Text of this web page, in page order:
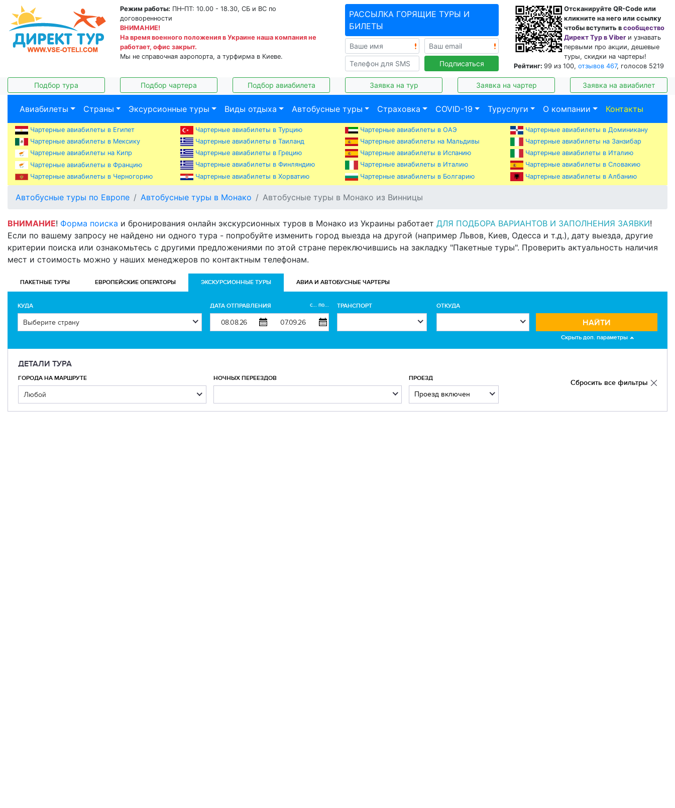
Режим работы: ПН–ПТ: 10.00 - 18.30, СБ и ВС по
договоренности
ВНИМАНИЕ!
На время военного положения в Украине наша компания не
работает, офис закрыт.
Мы не справочная аэропорта, а турфирма в Киеве.
РАССЫЛКА ГОРЯЩИЕ ТУРЫ И
БИЛЕТЫ
Подписаться
Отсканируйте QR-Code или
кликните на него или ссылку
чтобы вступить в сообщество
Директ Тур в Viber и узнавать
первыми про акции, дешевые
туры, скидки на чартеры!
Рейтинг: 99 из 100, отзывов 467, голосов 5219
Подбор тура Подбор чартера Подбор авиабилета Заявка на тур Заявка на чартер Заявка на авиабилет
Авиабилеты Страны Эксурсионные туры Виды отдыха Автобусные туры Страховка COVID-19 Туруслуги О компании Контакты
Чартерные авиабилеты в Египет Чартерные авиабилеты в Турцию Чартерные авиабилеты в ОАЭ
Чартерные авиабилеты в Доминикану
Чартерные авиабилеты в Мексику
Чартерные авиабилеты в Таиланд Чартерные авиабилеты на Мальдивы
Чартерные авиабилеты на Занзибар
Чартерные авиабилеты на Кипр
Чартерные авиабилеты в Грецию Чартерные авиабилеты в Испанию
Чартерные авиабилеты в Италию
Чартерные авиабилеты в Францию
Чартерные авиабилеты в Финляндию Чартерные авиабилеты в Италию
Чартерные авиабилеты в Словакию
Чартерные авиабилеты в Черногорию
Чартерные авиабилеты в Хорватию Чартерные авиабилеты в Болгарию Чартерные авиабилеты в Албанию
Автобусные туры по Европе Автобусные туры в Монако Автобусные туры в Монако из Винницы
ВНИМАНИЕ! Форма поиска и бронирования онлайн экскурсионных туров в Монако из Украины работает ДЛЯ ПОДБОРА ВАРИАНТОВ И ЗАПОЛНЕНИЯ ЗАЯВКИ!
Если по вашему запросу не найдено ни одного тура - попробуйте изменить город выезда на другой (например Львов, Киев, Одесса и т.д.), дату выезда, другие
критерии поиска или ознакомьтесь с другими предложениями по этой стране переключившись на закладку "Пакетные туры". Проверить актуальность наличия
мест и стоимость можно у наших менеджеров по контактным телефонам.
ПАКЕТНЫЕ ТУРЫ ЕВРОПЕЙСКИЕ ОПЕРАТОРЫ ЭКСКУРСИОННЫЕ ТУРЫ АВИА И АВТОБУСНЫЕ ЧАРТЕРЫ
КУДА ДАТА ОТПРАВЛЕНИЯ с... по... ТРАНСПОРТ ОТКУДА
НАЙТИ
Скрыть доп. параметры
ДЕТАЛИ ТУРА
ГОРОДА НА МАРШРУТЕ НОЧНЫХ ПЕРЕЕЗДОВ ПРОЕЗД
Сбросить все фильтры